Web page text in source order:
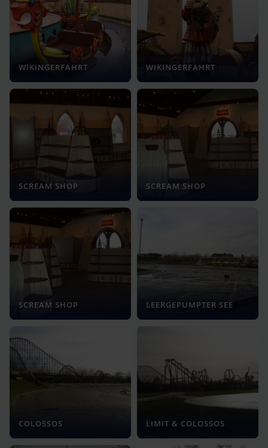
WIKINGERFAHRT WIKINGERFAHRT
SCREAM SHOP SCREAM SHOP
SCREAM SHOP LEERGEPUMPTER SEE
COLOSSOS LIMIT & COLOSSOS